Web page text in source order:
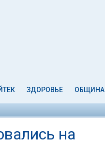
ЗДОРОВЬЕ ОБЩИНА
на